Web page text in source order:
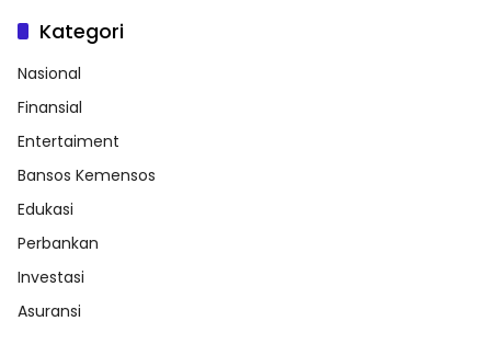
Kategori
Nasional
Finansial
Entertaiment
Bansos Kemensos
Edukasi
Perbankan
Investasi
Asuransi